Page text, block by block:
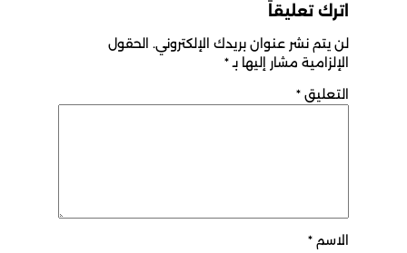
اترك تعليقاً
لن يتم نشر عنوان بريدك الإلكتروني. الحقول
الإلزامية مشار إليها بـ*
التعليق *
الاسم *